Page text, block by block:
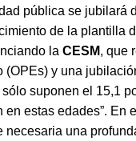
pública se jubilará
de la plantilla
la CESM, que
y una
suponen el 15,1
estas edades”. En
una